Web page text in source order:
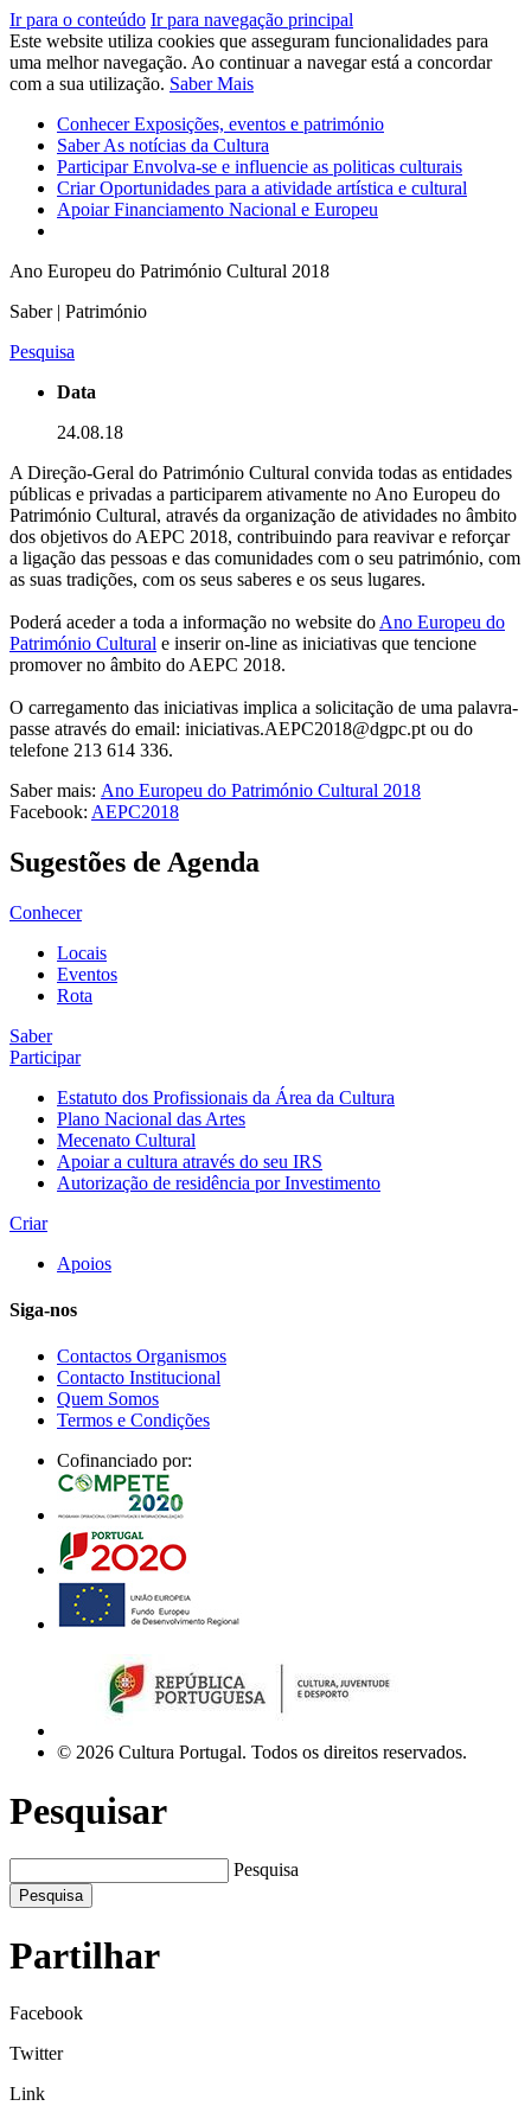
Ir para o conteúdo Ir para navegação principal
Este website utiliza cookies que asseguram funcionalidades para
uma melhor navegação. Ao continuar a navegar está a concordar
com a sua utilização. Saber Mais
ConhecerExposições, eventos e património
SaberAs notícias da Cultura
ParticiparEnvolva-se e influencie as politicas culturais
CriarOportunidades para a atividade artística e cultural
ApoiarFinanciamento Nacional e Europeu
Ano Europeu do Património Cultural 2018
Saber | Património
Pesquisa
Data
24.08.18
A Direção-Geral do Património Cultural convida todas as entidades
públicas e privadas a participarem ativamente no Ano Europeu do
Património Cultural, através da organização de atividades no âmbito
dos objetivos do AEPC 2018, contribuindo para reavivar e reforçar
a ligação das pessoas e das comunidades com o seu património, com
as suas tradições, com os seus saberes e os seus lugares.
Poderá aceder a toda a informação no website do Ano Europeu do
Património Cultural e inserir on-line as iniciativas que tencione
promover no âmbito do AEPC 2018.
O carregamento das iniciativas implica a solicitação de uma palavra-
passe através do email: iniciativas.AEPC2018@dgpc.pt ou do
telefone 213 614 336.
Saber mais: Ano Europeu do Património Cultural 2018
Facebook: AEPC2018
Sugestões de Agenda
Conhecer
Locais
Eventos
Rota
Saber
Participar
Estatuto dos Profissionais da Área da Cultura
Plano Nacional das Artes
Mecenato Cultural
Apoiar a cultura através do seu IRS
Autorização de residência por Investimento
Criar
Apoios
Siga-nos
Contactos Organismos
Contacto Institucional
Quem Somos
Termos e Condições
Cofinanciado por:
© 2026 Cultura Portugal. Todos os direitos reservados.
Pesquisar
Pesquisa
Pesquisa
Partilhar
Facebook
Twitter
Link